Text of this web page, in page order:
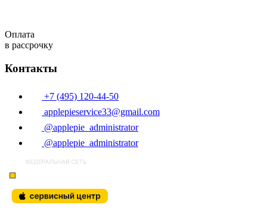
Оплата
в рассрочку
Контакты
+7 (495) 120-44-50
applepieservice33@gmail.com
@applepie_administrator
@applepie_administrator